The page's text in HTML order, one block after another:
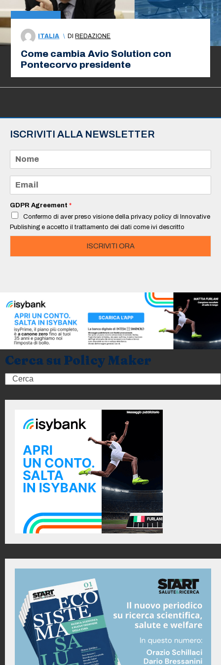
ITALIA \ DI REDAZIONE
Come cambia Avio Solution con
Pontecorvo presidente
ISCRIVITI ALLA NEWSLETTER
m
e
a
i
*
GDPR Agreement *
Confermo di aver preso visione della privacy policy di Innovative
Publishing e accetto il trattamento dei dati come ivi descritto
ISCRIVITI ORA
Cerca su Policy Maker
Search